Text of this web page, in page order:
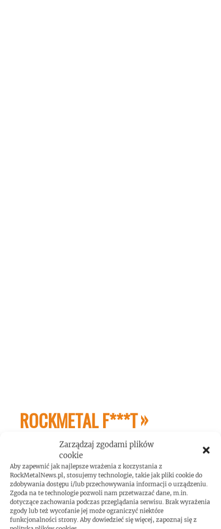
Zarządzaj zgodami plików
cookie
Aby zapewnić jak najlepsze wrażenia z korzystania z
RockMetalNews.pl, stosujemy technologie, takie jak pliki cookie do
zdobywania dostępu i/lub przechowywania informacji o urządzeniu.
Zgoda na te technologie pozwoli nam przetwarzać dane, m.in.
dotyczące zachowania podczas przeglądania serwisu. Brak wyrażenia
zgody lub też wycofanie jej może ograniczyć niektóre
funkcjonalności strony. Aby dowiedzieć się więcej, zapoznaj się z
ROCKMETAL F***T
Gary Holt: biografia gitarzysty dostępna w
Polsce!